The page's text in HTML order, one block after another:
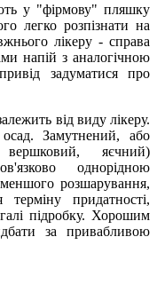
у "фірмову" пляшку
легко розпізнати на
лікеру - справа
напій з аналогічною
задуматися про
від виду лікеру.
Замутнений, або
яєчний)
однорідною
розшарування,
придатності,
підробку. Хорошим
за привабливою